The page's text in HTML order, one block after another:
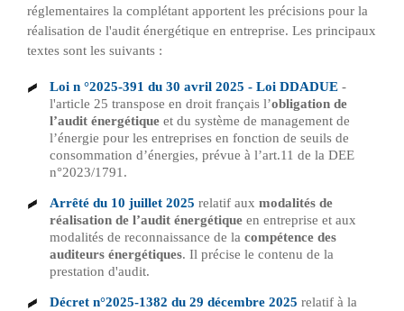
réglementaires la complétant apportent les précisions pour la
réalisation de l'audit énergétique en entreprise. Les principaux
textes sont les suivants :
Loi n °2025-391 du 30 avril 2025 - Loi DDADUE -
l'article 25 transpose en droit français l’obligation de
l’audit énergétiqueet du système de management de
l’énergie pour les entreprises en fonction de seuils de
consommation d’énergies, prévue à l’art.11 de la DEE
n°2023/1791.
Arrêté du 10 juillet 2025 relatif aux modalités de
réalisation de l’audit énergétiqueen entreprise et aux
modalités de reconnaissance de la compétence des
auditeurs énergétiques. Il précise le contenu de la
prestation d'audit.
Décret n°2025-1382 du 29 décembre 2025 relatif à la